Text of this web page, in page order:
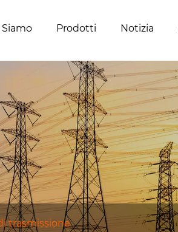
Prodotti Notizia
trasmissione